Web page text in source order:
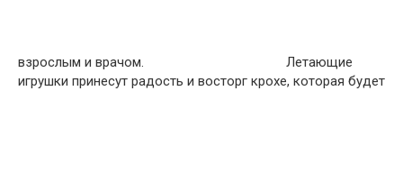
взрослым и врачом.
Летающие
игрушки принесут радость и восторг крохе, которая будет